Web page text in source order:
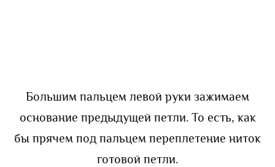
Большим пальцем левой руки зажимаем
основание предыдущей петли. То есть, как
бы прячем под пальцем переплетение ниток
готовой петли.